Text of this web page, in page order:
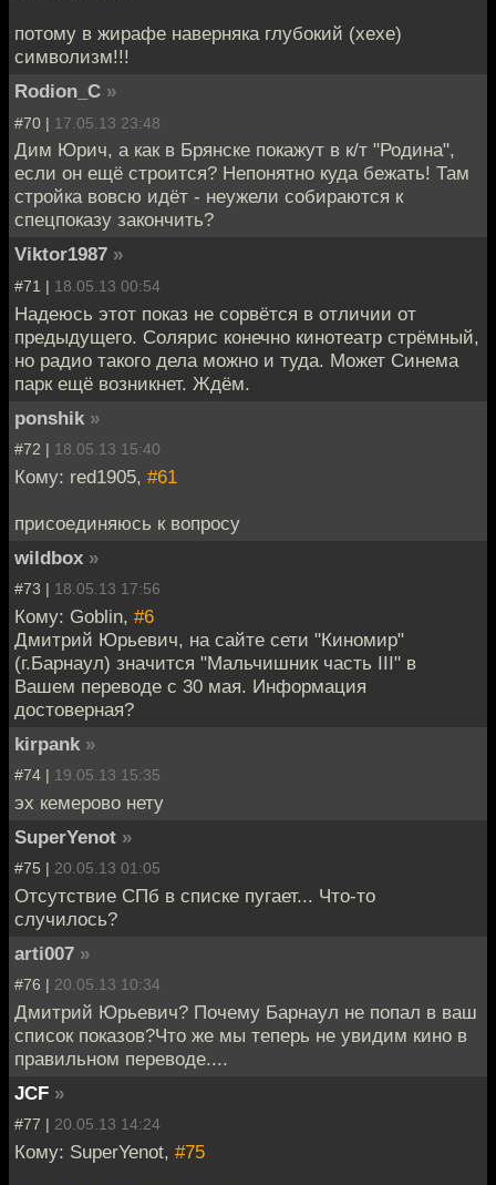
потому в жирафе наверняка глубокий (хехе)
символизм!!!
Rodion_C »
#70 | 17.05.13 23:48
Дим Юрич, а как в Брянске покажут в к/т "Родина",
если он ещё строится? Непонятно куда бежать! Там
стройка вовсю идёт - неужели собираются к
спецпоказу закончить?
Viktor1987 »
#71 | 18.05.13 00:54
Надеюсь этот показ не сорвётся в отличии от
предыдущего. Солярис конечно кинотеатр стрёмный,
но радио такого дела можно и туда. Может Синема
парк ещё возникнет. Ждём.
ponshik »
#72 | 18.05.13 15:40
Кому: red1905, #61
присоединяюсь к вопросу
wildbox »
#73 | 18.05.13 17:56
Кому: Goblin, #6
Дмитрий Юрьевич, на сайте сети "Киномир"
(г.Барнаул) значится "Мальчишник часть III" в
Вашем переводе с 30 мая. Информация
достоверная?
kirpank »
#74 | 19.05.13 15:35
эх кемерово нету
SuperYenot »
#75 | 20.05.13 01:05
Отсутствие СПб в списке пугает... Что-то
случилось?
arti007 »
#76 | 20.05.13 10:34
Дмитрий Юрьевич? Почему Барнаул не попал в ваш
список показов?Что же мы теперь не увидим кино в
правильном переводе....
JCF »
#77 | 20.05.13 14:24
Кому: SuperYenot, #75